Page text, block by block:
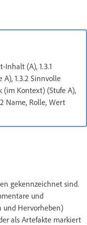
Inhalt (A), 1.3.1
1.3.2 Sinnvolle
(im Kontext) (Stufe A),
Name, Rolle, Wert
gekennzeichnet sind.
und
und Hervorheben)
als Artefakte markiert